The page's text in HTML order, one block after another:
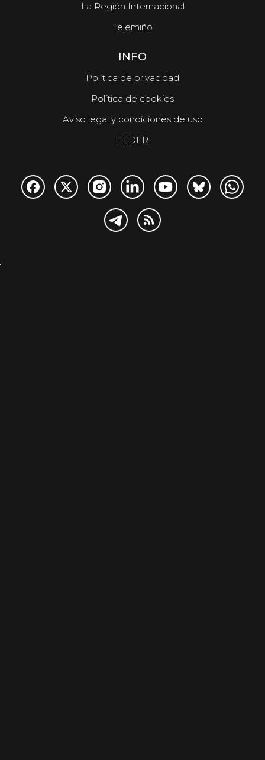
La Región Internacional
Telemiño
INFO
Política de privacidad
Política de cookies
Aviso legal y condiciones de uso
FEDER